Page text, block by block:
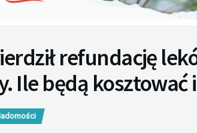
refundację
Ile będą kosztować